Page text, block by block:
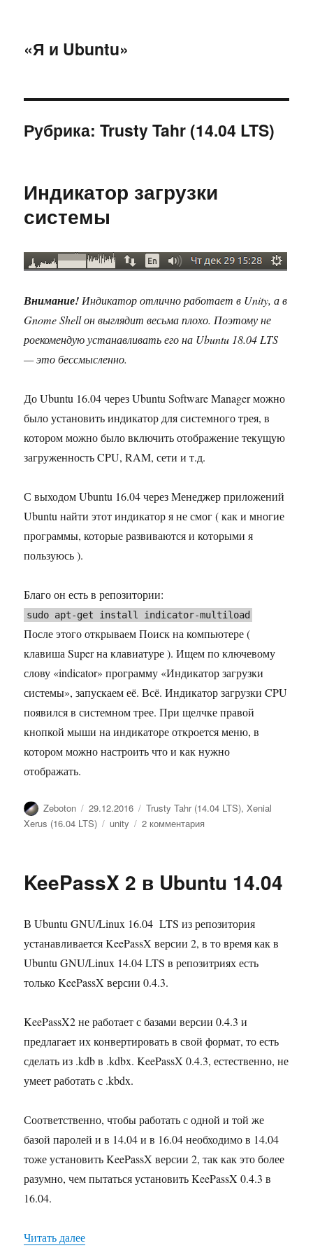
«Я и Ubuntu»
Рубрика:Trusty Tahr (14.04 LTS)
Индикатор загрузки
системы
Внимание! Индикатор отлично работает в Unity, а в
Gnome Shell он выглядит весьма плохо. Поэтому не
роекомендую устанавливать его на Ubuntu 18.04 LTS
— это бессмысленно.
До Ubuntu 16.04 через Ubuntu Software Manager можно
было установить индикатор для системного трея, в
котором можно было включить отображение текущую
загруженность CPU, RAM, сети и т.д.
С выходом Ubuntu 16.04 через Менеджер приложений
Ubuntu найти этот индикатор я не смог ( как и многие
программы, которые развиваются и которыми я
пользуюсь ).
Благо он есть в репозитории:
sudo apt-get install indicator-multiload
После этого открываем Поиск на компьютере (
клавиша Super на клавиатуре ). Ищем по ключевому
слову «indicator» программу «Индикатор загрузки
системы», запускаем её. Всё. Индикатор загрузки CPU
появился в системном трее. При щелчке правой
кнопкой мыши на индикаторе откроется меню, в
котором можно настроить что и как нужно
отображать.
Автор
Zeboton Опубликовано
29.12.2016 Рубрики
Trusty Tahr (14.04 LTS),Xenial
Xerus (16.04 LTS)
Метки
unity 2 комментария
системы
KeePassX 2 в Ubuntu 14.04
В Ubuntu GNU/Linux 16.04 LTS из репозитория
устанавливается KeePassX версии 2, в то время как в
Ubuntu GNU/Linux 14.04 LTS в репозитриях есть
только KeePassX версии 0.4.3.
KeePassX2 не работает с базами версии 0.4.3 и
предлагает их конвертировать в свой формат, то есть
сделать из .kdb в .kdbx. KeePassX 0.4.3, естественно, не
умеет работать с .kbdx.
Соответственно, чтобы работать с одной и той же
базой паролей и в 14.04 и в 16.04 необходимо в 14.04
тоже установить KeePassX версии 2, так как это более
разумно, чем пытаться установить KeePassX 0.4.3 в
16.04.
Читать далее«KeePassX 2 в Ubuntu 14.04»